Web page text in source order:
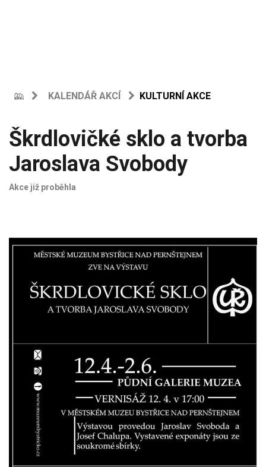
KALENDÁŘ AKCÍ KULTURNÍ AKCE
Škrdlovičké sklo a tvorba
Jaroslava Svobody
Akce již proběhla